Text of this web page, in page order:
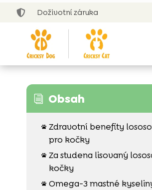
 Doživotní záruka
i Obsah
 Zdravotní benefity
pro kočky
 Za studena lisovaný
kočky
 Omega-3 mastné